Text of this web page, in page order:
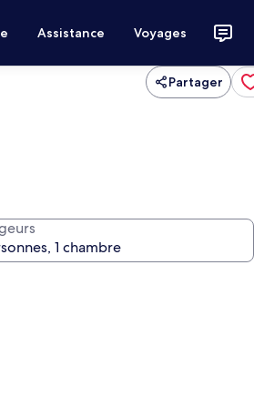
Assistance Voyages
Partager